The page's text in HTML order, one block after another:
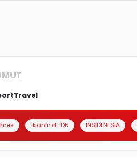
Travel
Iklanin di IDN INSIDENESIA